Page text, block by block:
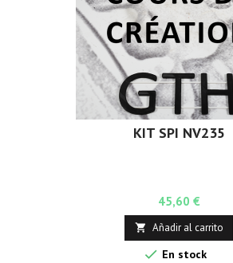
KIT SPI NV235
Precio
45,60 €
 Añadir al carrito
 En stock